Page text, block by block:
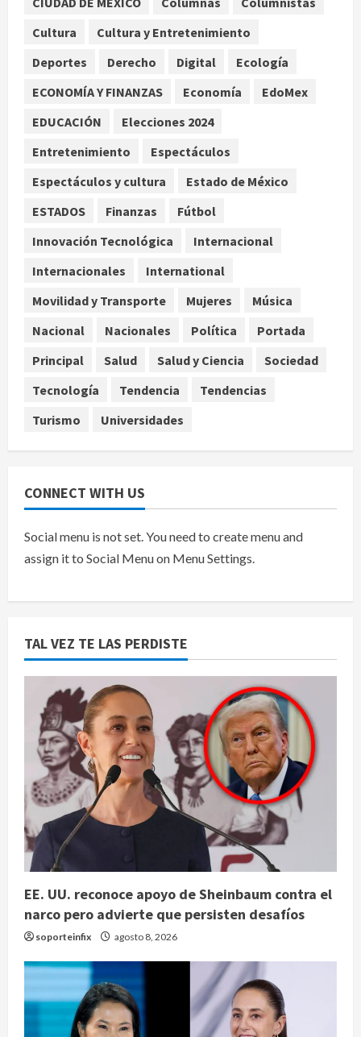
2
Declaran accidental la muerte de
Brandon Clarke por consumo de
agosto 8, 2026
4
Estados Unidos reanuda
aguacate desde México
Denuncian robo de 5 mil dólares y un
Rolex al equipo de Junior H en el
agosto 8, 2026
Cultura
Cultura y Entretenimiento
Deportes
Derecho Digital
Ecología
ECONOMÍA Y FINANZAS
Economía
EdoMex
EDUCACIÓN
Elecciones 2024
Entretenimiento
Espectáculos
Espectáculos y cultura
Estado de México
ESTADOS
Finanzas
Fútbol
Innovación Tecnológica
Internacional
Internacionales
International
Movilidad y Transporte
Mujeres
Música
Nacional
Nacionales Política
Portada
Principal
Salud Salud y Ciencia
Sociedad
Tecnología
Tendencia
Tendencias
Turismo
Universidades
CONNECT WITH US
Social menu is not set. You need to create menu and
assign it to Social Menu on Menu Settings.
TAL VEZ TE LAS PERDISTE
EE. UU. reconoce apoyo de Sheinbaum contra el
narco pero advierte que persisten desafíos
soporteinfix agosto 8, 2026